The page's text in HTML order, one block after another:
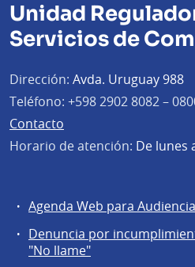
Unidad
Servicios de
Dirección: Avda. Uruguay 988
Teléfono: +598 2902 8082 –
Contacto
Horario de atención: De lunes
Servicios
Agenda Web para
Denuncia por
"No llame"